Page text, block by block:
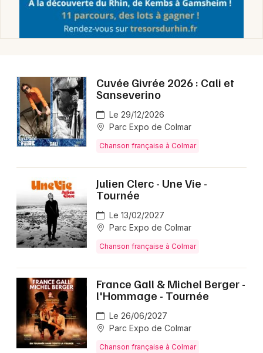
Newsletter des sorties
Artistes en tournée
Actus à Colmar
Magazine à Colmar
Actus tourisme & loisirs
Restaurants
Cuvée Givrée 2026 : Cali et
Sanseverino
Le 29/12/2026
Parc Expo de Colmar
Chanson française à Colmar
Julien Clerc - Une Vie -
Tournée
Le 13/02/2027
Parc Expo de Colmar
Chanson française à Colmar
France Gall & Michel Berger -
l'Hommage - Tournée
Le 26/06/2027
Parc Expo de Colmar
Chanson française à Colmar